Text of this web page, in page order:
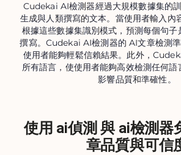
Cudekai AI檢測器經過大規模數據集的
生成與人類撰寫的文本。當使用者輸入內
根據這些數據集識別模式，預測每個句
撰寫。Cudekai AI檢測器的 AI文章檢測
使用者能夠輕鬆信賴結果。此外，
所有語言，使使用者能夠高效檢測任何
影響品質和準確性。
使用 ai偵測 與 ai檢測器
章品質與可信